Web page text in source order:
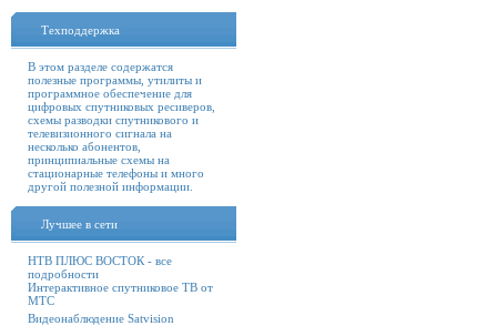
Техподдержка
В этом разделе содержатся
полезные программы, утилиты и
программное обеспечение для
цифровых спутниковых ресиверов,
схемы разводки спутникового и
телевизионного сигнала на
несколько абонентов,
принципиальные схемы на
стационарные телефоны и много
другой полезной информации.
Лучшее в сети
НТВ ПЛЮС ВОСТОК - все
подробности
Интерактивное спутниковое ТВ от
МТС
Видеонаблюдение Satvision